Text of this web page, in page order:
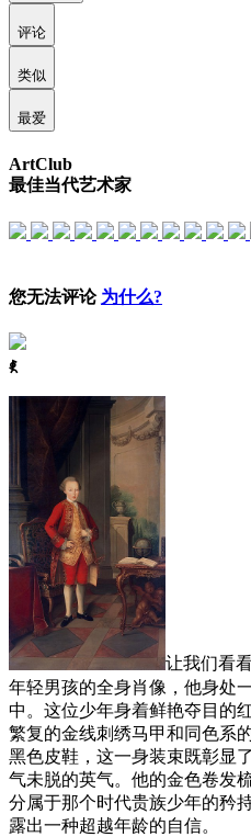
评论
类似
最爱
ArtClub
最佳当代艺术家
您无法评论 为什么?
ꈅ
让我们看
年轻男孩的全身肖像，他身处
中。这位少年身着鲜艳夺目的
繁复的金线刺绣马甲和同色系
黑色皮鞋，这一身装束既彰显
气未脱的英气。他的金色卷发
分属于那个时代贵族少年的矜
露出一种超越年龄的自信。